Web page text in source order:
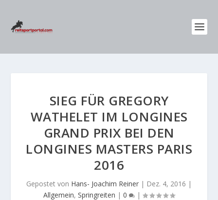
SIEG FÜR GREGORY
WATHELET IM LONGINES
GRAND PRIX BEI DEN
LONGINES MASTERS PARIS
2016
Gepostet von Hans- Joachim Reiner | Dez. 4, 2016 |
Allgemein, Springreiten | 0 |